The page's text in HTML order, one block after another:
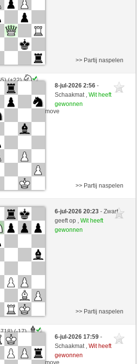
(+22)
(-22)
+ 0 seconds/move
>> Partij naspelen
8-jul-2026 2:56-
Schaakmat ,Wit heeft
gewonnen
(-10)
(+10)
+ 0 seconds/move
>> Partij naspelen
6-jul-2026 20:23- Zwart
geeft op ,Wit heeft
gewonnen
(-17)
(+17)
+ 1 seconds/move
>> Partij naspelen
6-jul-2026 17:59-
Schaakmat ,Wit heeft
gewonnen